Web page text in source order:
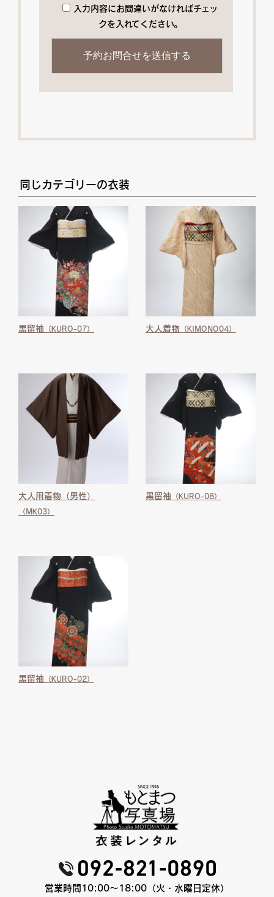
入力内容にお間違いがなければチェッ
クを入れてください。
同じカテゴリーの衣装
黒留袖 （KURO-07） 大人着物 （KIMONO04）
大人用着物（男性）
（MK03）
黒留袖 （KURO-08）
黒留袖 （KURO-02）
営業時間10:00〜18:00（火・水曜日定休）